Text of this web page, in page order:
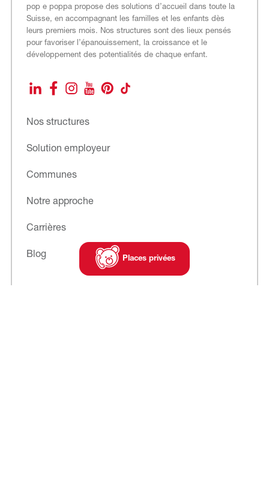
Places privées
pop e poppa propose des solutions d’accueil dans toute la
Suisse, en accompagnant les familles et les enfants dès
leurs premiers mois. Nos structures sont des lieux pensés
pour favoriser l’épanouissement, la croissance et le
développement des potentialités de chaque enfant.
LinkedInFacebookInstagram
YouTubePinterestTikTok
Nos structures
Solution employeur
Communes
Notre approche
Carrières
Blog